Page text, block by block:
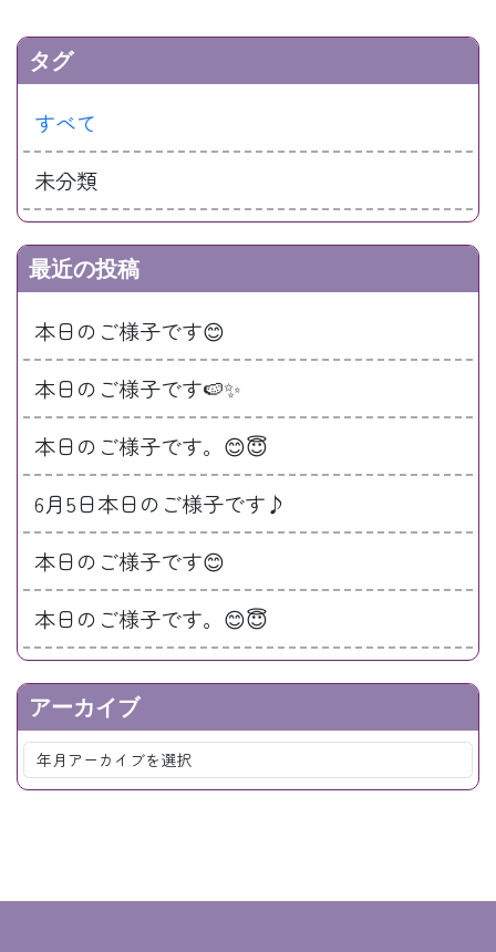
タグ
すべて
未分類
最近の投稿
本日のご様子です😊
本日のご様子です🍉✨
本日のご様子です。😊😇
6月5日本日のご様子です♪
本日のご様子です😊
本日のご様子です。😊😇
アーカイブ